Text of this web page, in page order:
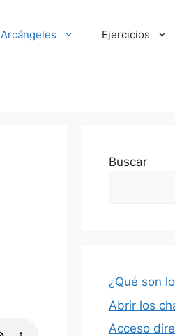
Arcángeles Ejercicios
Buscar
¿Qué son
Abrir los
Acceso